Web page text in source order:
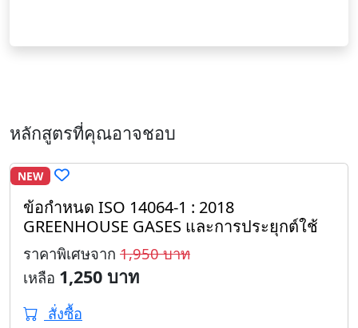
หลักสูตรที่คุณอาจชอบ
NEW
ข้อกำหนด ISO 14064-1 : 2018
GREENHOUSE GASES และการประยุกต์ใช้
ราคาพิเศษจาก 1,950 บาท
เหลือ 1,250 บาท
สั่งซื้อ